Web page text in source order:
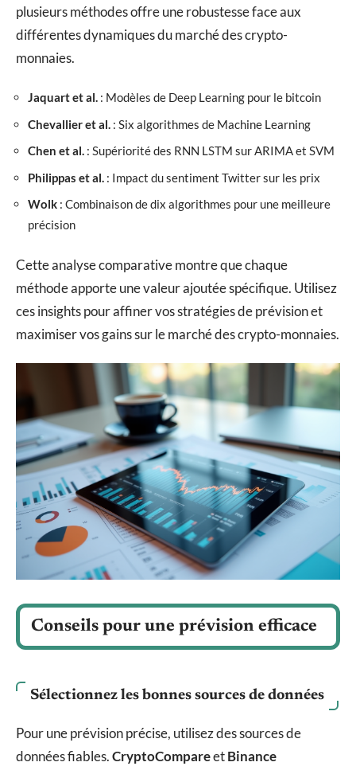
plusieurs méthodes offre une robustesse face aux
différentes dynamiques du marché des crypto-
monnaies.
Jaquart et al. : Modèles de Deep Learning pour le bitcoin
Chevallier et al. : Six algorithmes de Machine Learning
Chen et al. : Supériorité des RNN LSTM sur ARIMA et SVM
Philippas et al. : Impact du sentiment Twitter sur les prix
Wolk : Combinaison de dix algorithmes pour une meilleure
précision
Cette analyse comparative montre que chaque
méthode apporte une valeur ajoutée spécifique. Utilisez
ces insights pour affiner vos stratégies de prévision et
maximiser vos gains sur le marché des crypto-monnaies.
Conseils pour une prévision efficace
Sélectionnez les bonnes sources de données
Pour une prévision précise, utilisez des sources de
données fiables.CryptoCompareetBinance